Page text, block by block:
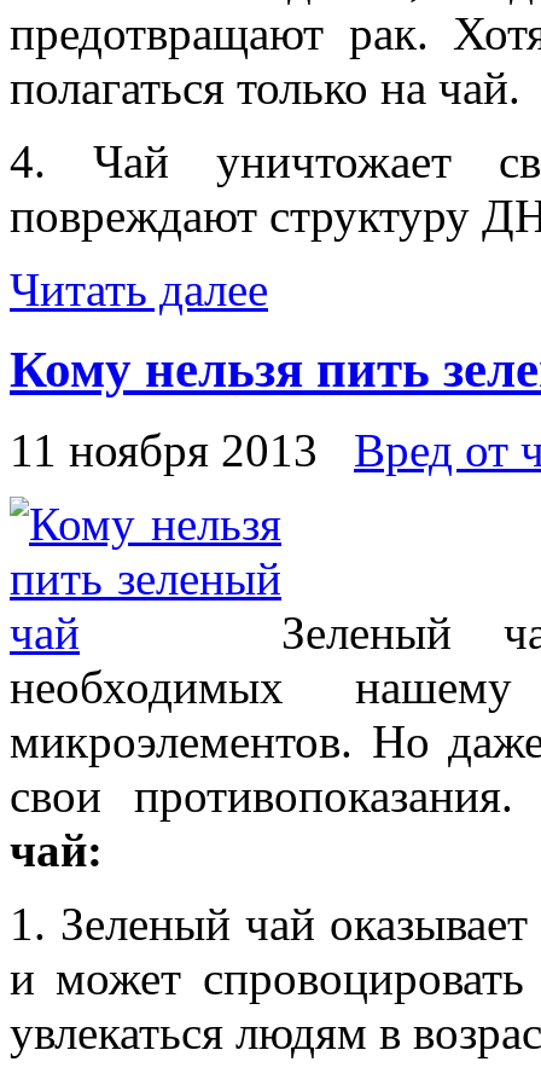
предотвращают рак.
полагаться только на чай.
4. Чай уничтожает
повреждают структуру
Читать далее
Кому нельзя пить
11 ноября 2013 Вред от
Зеленый
необходимых
микроэлементов. Но
свои
чай:
1. Зеленый чай
и может
увлекаться людям в